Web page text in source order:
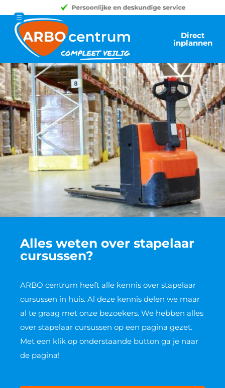
Direct
inplannen
Alles weten over stapelaar
cursussen?
ARBO centrum heeft alle kennis over stapelaar
cursussen in huis. Al deze kennis delen we maar
al te graag met onze bezoekers. We hebben alles
over stapelaar cursussen op een pagina gezet.
Met een klik op onderstaande button ga je naar
de pagina!